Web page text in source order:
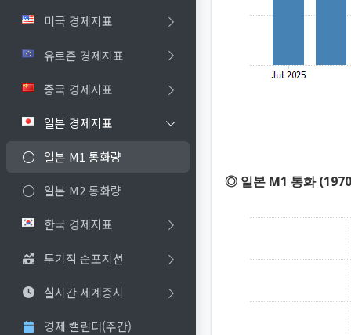
미국 경제지표
유로존 경제지표
중국 경제지표
일본 경제지표
일본 M1 통화량
일본 M2 통화량
한국 경제지표
투기적 순포지션
실시간 세계증시
경제 캘린더(주간)
◎ 일본 M1 통화